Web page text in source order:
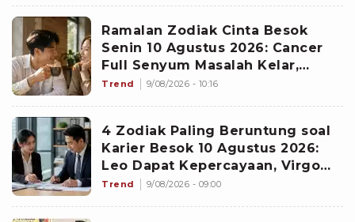
Ramalan Zodiak Cinta Besok
Senin 10 Agustus 2026: Cancer
Full Senyum Masalah Kelar,
Scorpio Awas Terprovokasi
Trend 9/08/2026 - 10:16
4 Zodiak Paling Beruntung soal
Karier Besok 10 Agustus 2026:
Leo Dapat Kepercayaan, Virgo
Makin Diperhitungkan
Trend 9/08/2026 - 09:00